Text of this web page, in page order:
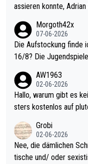
assieren konnte,
Morgoth42x
07-06-2026
Die Aufstockung finde
16/8? Die Jugendspiele waren letztes Jahr durchaus sehr kurz
Allerdings ist Mitchell Lawrie als Nummer 1 der
ziert. Somit ändert die
sters erstmal nichts. Ich denke sie wollen damit für nächstes J
ohl wenig WDF
es Jahr der Fall. Er
den Qualifier und ich
AW1963
02-06-2026
Hallo, warum gibt es keinen Hinweis, dass die Nordic Darts Ma
sters kostenlos auf
Grobi
02-06-2026
Nee, die dämlichen
tische und/ oder